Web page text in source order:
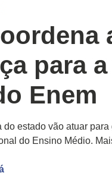
para
Enem
do estado vão atuar
do Ensino Médio.